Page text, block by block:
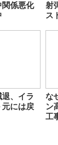
係悪化
射
ス
、イラ
元には戻
な
ン
工